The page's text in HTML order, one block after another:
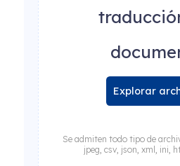
Explorar
Se admiten todo tipo de
jpeg, csv, json, xml, ini,